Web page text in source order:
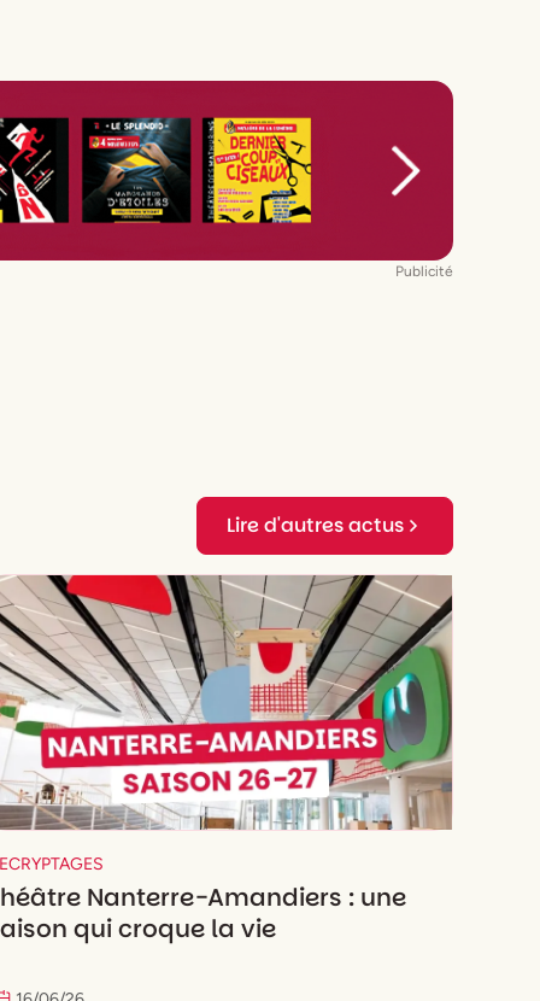
Publicité
Lire d'autres actus
Nanterre-Amandiers : une
qui croque la vie